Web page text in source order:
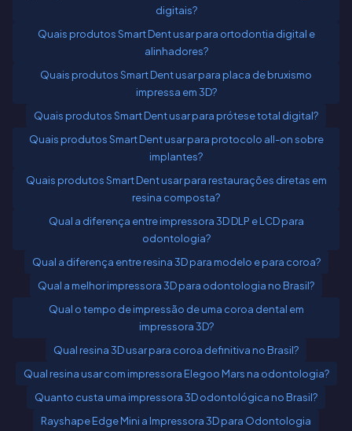
digitais?
Quais produtos Smart Dent usar para ortodontia digital e
alinhadores?
Quais produtos Smart Dent usar para placa de bruxismo
impressa em 3D?
Quais produtos Smart Dent usar para prótese total digital?
Quais produtos Smart Dent usar para protocolo all-on sobre
implantes?
Quais produtos Smart Dent usar para restaurações diretas em
resina composta?
Qual a diferença entre impressora 3D DLP e LCD para
odontologia?
Qual a diferença entre resina 3D para modelo e para coroa?
Qual a melhor impressora 3D para odontologia no Brasil?
Qual o tempo de impressão de uma coroa dental em
impressora 3D?
Qual resina 3D usar para coroa definitiva no Brasil?
Qual resina usar com impressora Elegoo Mars na odontologia?
Quanto custa uma impressora 3D odontológica no Brasil?
Rayshape Edge Mini a Impressora 3D para Odontologia